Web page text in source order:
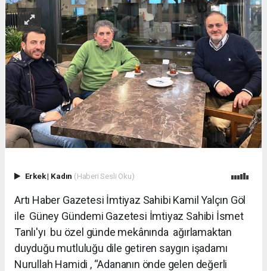
Erkek| Kadın (Haberi Sesli Oku)
Artı Haber Gazetesi İmtiyaz Sahibi Kamil Yalçın Göl
ile Güney Gündemi Gazetesi İmtiyaz Sahibi İsmet
Tanlı'yı bu özel günde mekânında ağırlamaktan
duyduğu mutluluğu dile getiren saygın işadamı
Nurullah Hamidi , “Adananın önde gelen değerli